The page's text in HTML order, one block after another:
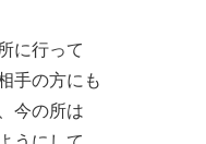
に行って
手の方にも
今の所は